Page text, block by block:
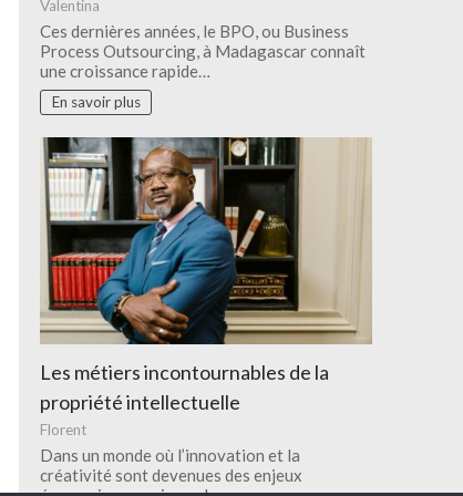
Valentina
Ces dernières années, le BPO, ou Business
Process Outsourcing, à Madagascar connaît
une croissance rapide…
En savoir plus
Les métiers incontournables de la
propriété intellectuelle
Florent
Dans un monde où l’innovation et la
créativité sont devenues des enjeux